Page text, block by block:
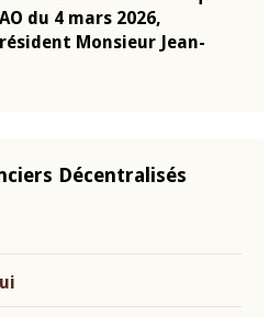
du 4 mars 2026,
Monsieur Jean-
Décentralisés